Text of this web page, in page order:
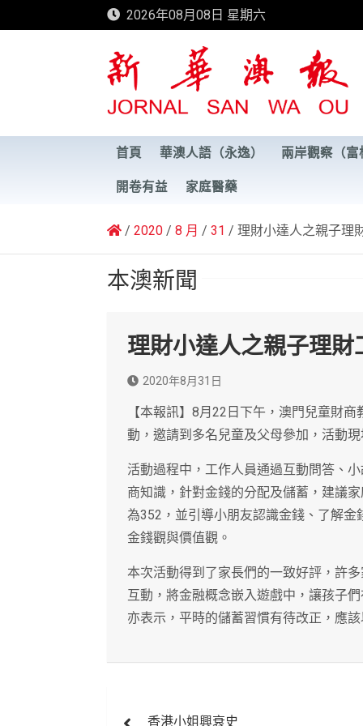
to
2026年08月08日 星期六
新華澳報
首頁 華澳人語（永逸） 兩岸觀察（富
開卷有益 家庭醫藥
2020 8 月 31 理財小達人之親子理
本澳新聞
理財小達人之親子理財
2020年8月31日
【本報訊】8月22日下午，澳門兒童財
動，邀請到多名兒童及父母參加，活動
活動過程中，工作人員通過互動問答、
商知識，針對金錢的分配及儲蓄，建議
為352，並引導小朋友認識金錢、了解
金錢觀與價值觀。
本次活動得到了家長們的一致好評，許
互動，將金融概念嵌入遊戲中，讓孩子
亦表示，平時的儲蓄習慣有待改正，應
香港小姐興衰史